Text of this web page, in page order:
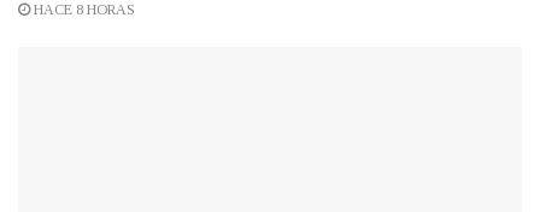
HACE 8 HORAS